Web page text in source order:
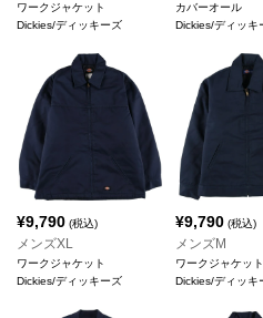
ワークジャケット
Dickies/ディッキーズ
カバーオール
Dickies/ディッキ
¥9,790 (税込)
メンズXL
ワークジャケット
Dickies/ディッキーズ
¥9,790(税込)
メンズM
ワークジャケット
Dickies/ディッキ